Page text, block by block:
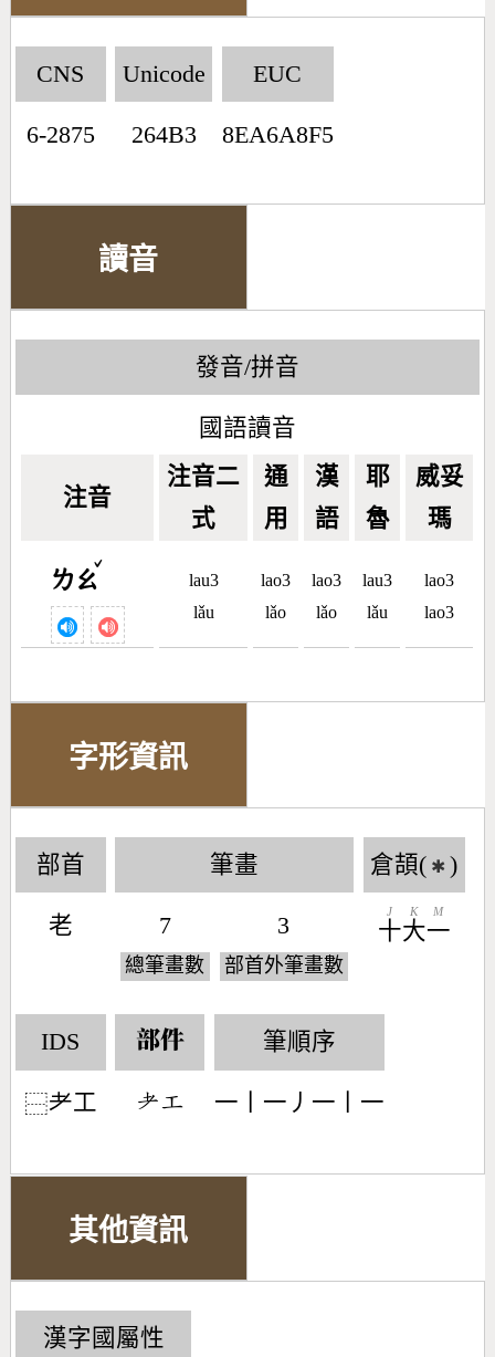
CNS
6-2875
Unicode
264B3
EUC
8EA6A8F5
讀音
發音/拼音
國語讀音
注音
注音二
式
通
用
漢
語
耶
魯
威妥
瑪
ㄌㄠ
ˇ
lau3
lǎu
lao3
lǎo
lao3
lǎo
lau3
lǎu
lao3
lao3
字形資訊
部首
老
筆畫
7
總筆畫數
3
部首外筆畫數
倉頡( ✱ )
十
J
大
K
一
M
IDS
⿱耂工
部件
󶂳󶁥
筆順序
一丨一丿一丨一
其他資訊
漢字國屬性